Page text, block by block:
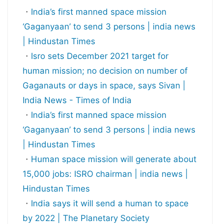
・ India’s first manned space mission
‘Gaganyaan’ to send 3 persons | india news
| Hindustan Times
・ Isro sets December 2021 target for
human mission; no decision on number of
Gaganauts or days in space, says Sivan |
India News - Times of India
・ India’s first manned space mission
‘Gaganyaan’ to send 3 persons | india news
| Hindustan Times
・ Human space mission will generate about
15,000 jobs: ISRO chairman | india news |
Hindustan Times
・ India says it will send a human to space
by 2022 | The Planetary Society